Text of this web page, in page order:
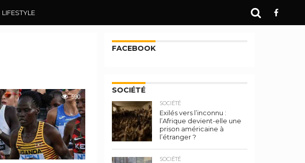
LIFESTYLE
590
FACEBOOK
SOCIÉTÉ
SOCIÉTÉ
Exilés vers l’inconnu :
l’Afrique devient-elle une
prison américaine à
l’étranger ?
SOCIÉTÉ